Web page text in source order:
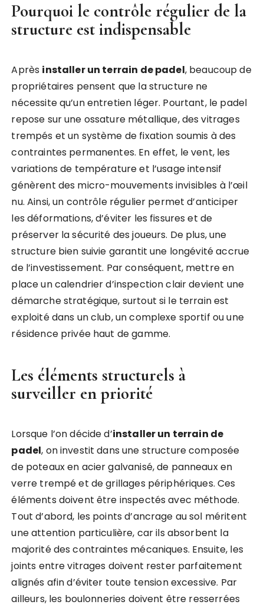
Pourquoi le contrôle régulier de la
structure est indispensable
Après installer un terrain de padel, beaucoup de
propriétaires pensent que la structure ne
nécessite qu’un entretien léger. Pourtant, le padel
repose sur une ossature métallique, des vitrages
trempés et un système de fixation soumis à des
contraintes permanentes. En effet, le vent, les
variations de température et l’usage intensif
génèrent des micro-mouvements invisibles à l’œil
nu. Ainsi, un contrôle régulier permet d’anticiper
les déformations, d’éviter les fissures et de
préserver la sécurité des joueurs. De plus, une
structure bien suivie garantit une longévité accrue
de l’investissement. Par conséquent, mettre en
place un calendrier d’inspection clair devient une
démarche stratégique, surtout si le terrain est
exploité dans un club, un complexe sportif ou une
résidence privée haut de gamme.
Les éléments structurels à
surveiller en priorité
Lorsque l’on décide d’installer un terrain de
padel, on investit dans une structure composée
de poteaux en acier galvanisé, de panneaux en
verre trempé et de grillages périphériques. Ces
éléments doivent être inspectés avec méthode.
Tout d’abord, les points d’ancrage au sol méritent
une attention particulière, car ils absorbent la
majorité des contraintes mécaniques. Ensuite, les
joints entre vitrages doivent rester parfaitement
alignés afin d’éviter toute tension excessive. Par
ailleurs, les boulonneries doivent être resserrées